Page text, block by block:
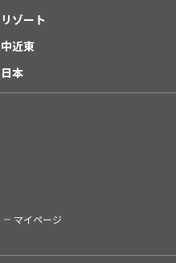
リゾート
中近東
日本
マイページ